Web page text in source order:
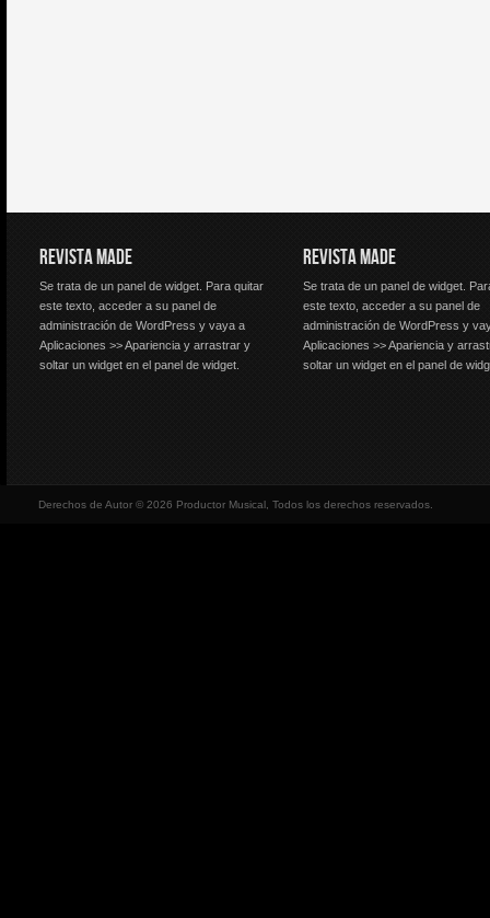
REVISTA MADE
Se trata de un panel de widget. Para quitar
este texto, acceder a su panel de
administración de WordPress y vaya a
Aplicaciones >> Apariencia y arrastrar y
soltar un widget en el panel de widget.
REVISTA MADE
Se trata de un panel de widget.
este texto, acceder a su panel de
administración de WordPress y
Aplicaciones >> Apariencia y
soltar un widget en el panel de
Derechos de Autor © 2026 Productor Musical, Todos los derechos reservados.